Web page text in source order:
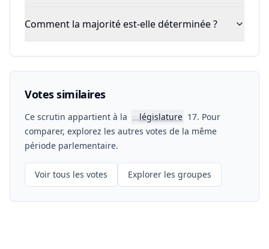
Comment la majorité est-elle déterminée ?
Votes similaires
Ce scrutin appartient à la 📖législature 17. Pour
comparer, explorez les autres votes de la même
période parlementaire.
Voir tous les votes Explorer les groupes